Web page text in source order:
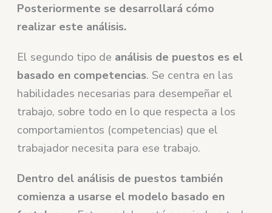
Posteriormente se desarrollará cómo
realizar este análisis.
El segundo tipo de análisis de puestos es el
basado en competencias. Se centra en las
habilidades necesarias para desempeñar el
trabajo, sobre todo en lo que respecta a los
comportamientos (competencias) que el
trabajador necesita para ese trabajo.
Dentro del análisis de puestos también
comienza a usarse el modelo basado en